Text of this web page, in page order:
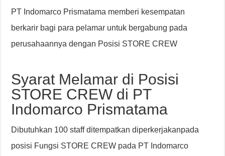
PT Indomarco Prismatama memberi kesempatan
berkarir bagi para pelamar untuk bergabung pada
perusahaannya dengan Posisi STORE CREW
Syarat Melamar di Posisi
STORE CREW di PT
Indomarco Prismatama
Dibutuhkan 100 staff ditempatkan diperkerjakanpada
posisi Fungsi STORE CREW pada PT Indomarco